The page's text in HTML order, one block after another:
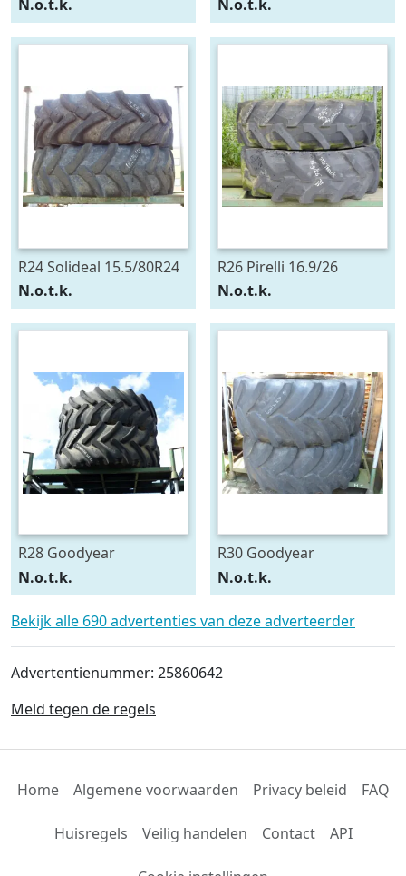
N.o.t.k.
N.o.t.k.
R24 Solideal 15.5/80R24
N.o.t.k.
R26 Pirelli 16.9/26
N.o.t.k.
R28 Goodyear
540/75R28
N.o.t.k.
R30 Goodyear
600/70R30
N.o.t.k.
Bekijk alle 690 advertenties van deze adverteerder
Advertentienummer: 25860642
Meld tegen de regels
Home Algemene voorwaarden Privacy beleid FAQ
Huisregels Veilig handelen Contact API